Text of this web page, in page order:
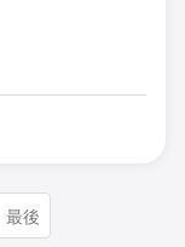
最後